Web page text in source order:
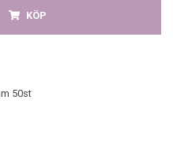
KÖP
50st